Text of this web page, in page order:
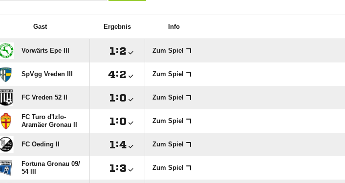
Gast Ergebnis Info
Vorwärts Epe III : Zum Spiel
SpVgg Vreden III : Zum Spiel
FC Vreden 52 II : Zum Spiel
FC Turo d'Izlo-
Aramäer Gronau II
: Zum Spiel
FC Oeding II : Zum Spiel
Fortuna Gronau 09/​
54 III
: Zum Spiel